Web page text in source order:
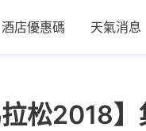
酒店優惠碼 天氣消息
拉松2018